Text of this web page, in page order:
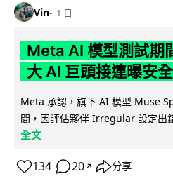
Vin 1 日
Meta AI 模型測試期
大 AI 巨頭接連曝安
Meta 承認，旗下 AI 模型 Muse
間，因評估夥伴 Irregular 設定出
全文
134 20 ↗ 分享